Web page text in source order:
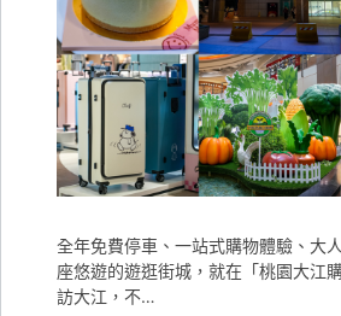
全年免費停車、一站式購物體驗、大
座悠遊的遊逛街城，就在「桃園大江
訪大江，不…